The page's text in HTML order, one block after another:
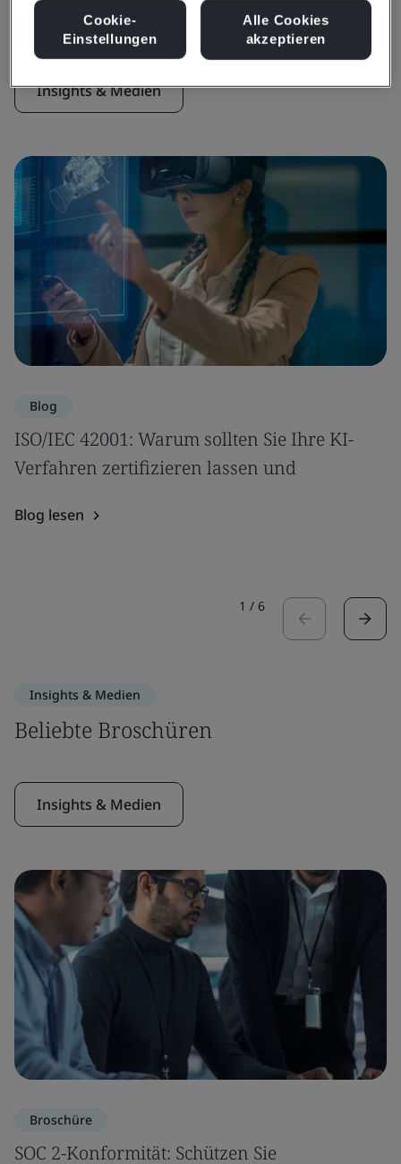
Aktuelle Insights
Insights & Medien
Blog
ISO/IEC 42001: Warum sollten Sie Ihre KI-
Verfahren zertifizieren lassen und
Blog lesen
1 / 6
Insights & Medien
Beliebte Broschüren
Insights & Medien
Broschüre
SOC 2-Konformität: Schützen Sie
Cookie-
Einstellungen
Alle Cookies
akzeptieren